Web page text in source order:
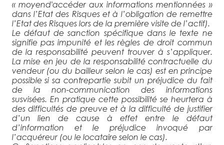
« moyend'accéder aux informations mentionnées »
dans l’Etat des Risques et à l’obligation de remettre
l’Etat des Risques lors de la première visite de l’actif).
Le défaut de sanction spécifique dans le texte ne
signifie pas impunité et les règles de droit commun
de la responsabilité peuvent trouver à s’appliquer.
La mise en jeu de la responsabilité contractuelle du
vendeur (ou du bailleur selon le cas) est en principe
possible si sa contrepartie subit un préjudice du fait
de la non-communication des informations
susvisées. En pratique cette possibilité se heurtera à
des difficultés de preuve et à la difficulté de justifier
d’un lien de cause à effet entre le défaut
d’information et le préjudice invoqué par
l’acquéreur (ou le locataire selon le cas).